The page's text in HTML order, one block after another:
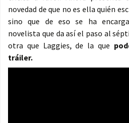
novedad de que no es ella quién
sino que de eso se ha
novelista que da así el paso al
otra que Laggies, de la que
tráiler.